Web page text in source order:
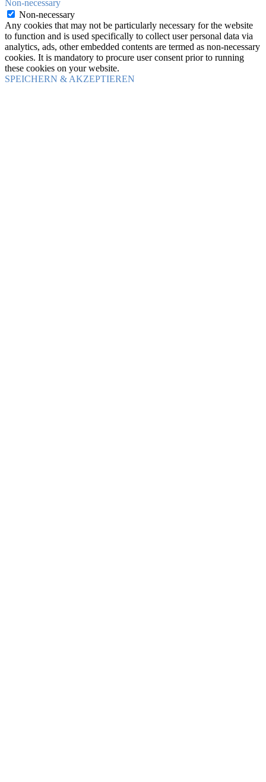
Non-necessary
Non-necessary
Any cookies that may not be particularly necessary for the website
to function and is used specifically to collect user personal data via
analytics, ads, other embedded contents are termed as non-necessary
cookies. It is mandatory to procure user consent prior to running
these cookies on your website.
SPEICHERN & AKZEPTIEREN